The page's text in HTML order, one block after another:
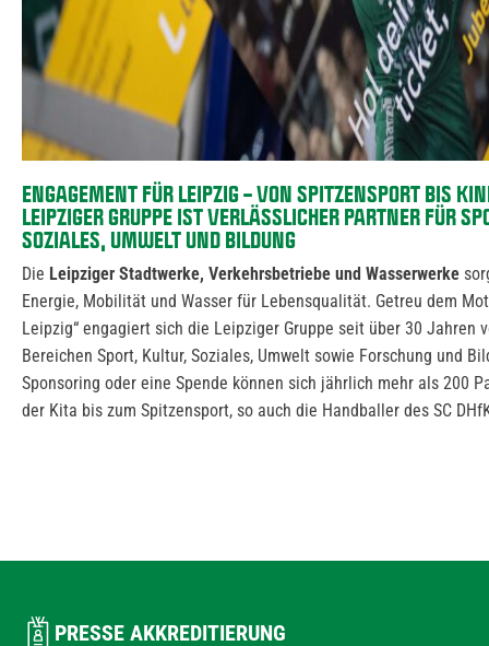
ENGAGEMENT FÜR LEIPZIG – VON SPITZENSPORT BIS
LEIPZIGER GRUPPE IST VERLÄSSLICHER PARTNER FÜR
SOZIALES, UMWELT UND BILDUNG
Die Leipziger Stadtwerke, Verkehrsbetriebe und Wasserwerke
Energie, Mobilität und Wasser für Lebensqualität. Getreu dem
Leipzig“ engagiert sich die Leipziger Gruppe seit über 30 Jahren
Bereichen Sport, Kultur, Soziales, Umwelt sowie Forschung und
Sponsoring oder eine Spende können sich jährlich mehr als 200
der Kita bis zum Spitzensport, so auch die Handballer des SC
PRESSE AKKREDITIERUNG